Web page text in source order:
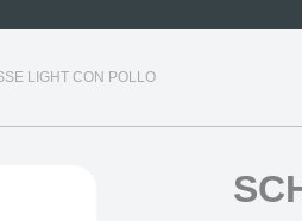
LIGHT CON POLLO